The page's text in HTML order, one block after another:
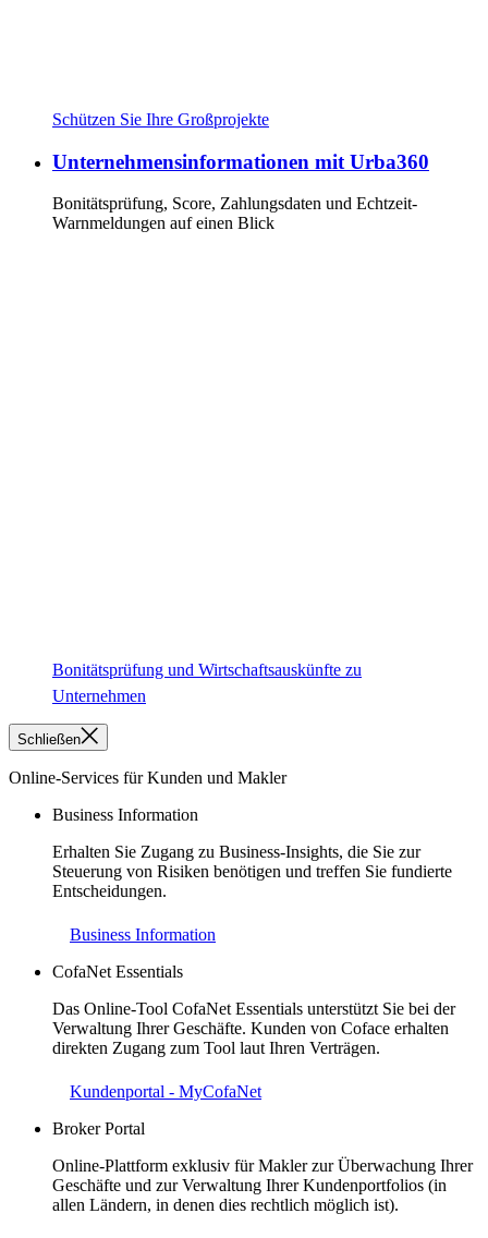
Schützen Sie Ihre Großprojekte
Unternehmensinformationen mit Urba360
Bonitätsprüfung, Score, Zahlungsdaten und Echtzeit-
Warnmeldungen auf einen Blick
Bonitätsprüfung und Wirtschaftsauskünfte zu
Unternehmen
Schließen
Online-Services für Kunden und Makler
Business Information
Erhalten Sie Zugang zu Business-Insights, die Sie zur
Steuerung von Risiken benötigen und treffen Sie fundierte
Entscheidungen.
Business Information
CofaNet Essentials
Das Online-Tool CofaNet Essentials unterstützt Sie bei der
Verwaltung Ihrer Geschäfte. Kunden von Coface erhalten
direkten Zugang zum Tool laut Ihren Verträgen.
Kundenportal - MyCofaNet
Broker Portal
Online-Plattform exklusiv für Makler zur Überwachung Ihrer
Geschäfte und zur Verwaltung Ihrer Kundenportfolios (in
allen Ländern, in denen dies rechtlich möglich ist).